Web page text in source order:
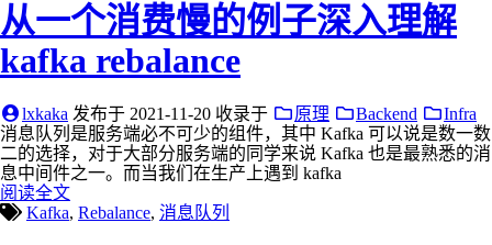
从一个消费慢的例子深入理解
kafka rebalance
lxkaka 发布于 2021-11-20 收录于 原理 Backend
Infra
消息队列是服务端必不可少的组件，其中 Kafka 可以说是数一数
二的选择，对于大部分服务端的同学来说 Kafka 也是最熟悉的消
息中间件之一。而当我们在生产上遇到 kafka
阅读全文
Kafka, Rebalance, 消息队列